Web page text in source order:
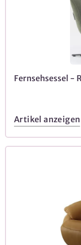
Fernsehsessel -
Artikel anzeigen